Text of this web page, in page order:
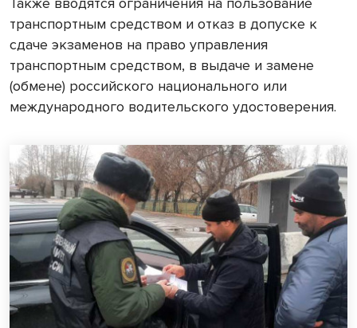
транспортным средством и отказ в допуске к
сдаче экзаменов на право управления
транспортным средством, в выдаче и замене
(обмене) российского национального или
международного водительского удостоверения.